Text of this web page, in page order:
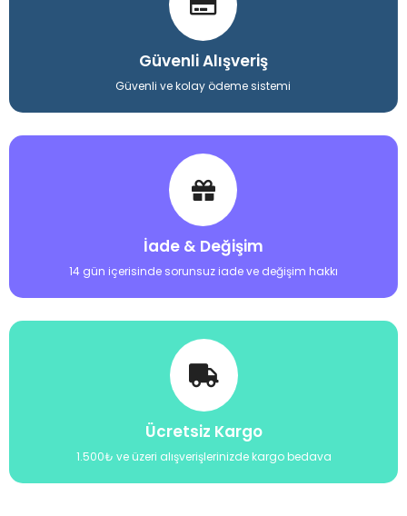
Güvenli Alışveriş
Güvenli ve kolay ödeme sistemi
İade & Değişim
14 gün içerisinde sorunsuz iade ve değişim hakkı
Ücretsiz Kargo
1.500₺ ve üzeri alışverişlerinizde kargo bedava